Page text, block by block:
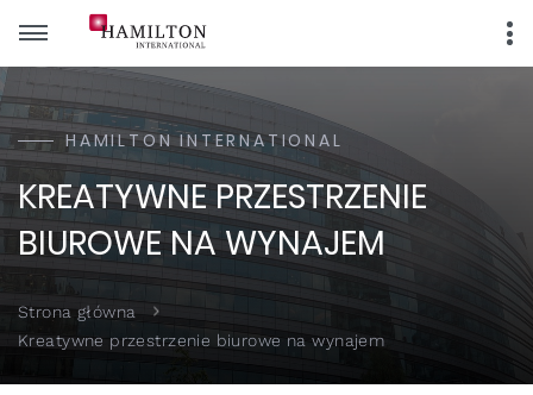
HAMILTON INTERNATIONAL
KREATYWNE PRZESTRZENIE
BIUROWE NA WYNAJEM
Strona główna
Kreatywne przestrzenie biurowe na wynajem